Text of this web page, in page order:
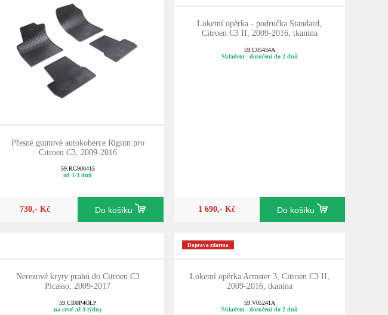
Přesné gumové autokoberce Rigum pro
Citroen C3, 2009-2016
59.RG900415
od 1-3 dnů
730,- Kč Do košíku
Loketní opěrka - područka Standard,
Citroen C3 II, 2009-2016, tkanina
59.C05434A
Skladem - doručení do 2 dnů
1 690,- Kč Do košíku
Nerezové kryty prahů do Citroen C3
Picasso, 2009-2017
59.CI08P4OLP
na cestě až 3 týdny
Doprava zdarma
Loketní opěrka Armster 3, Citroen C3 II,
2009-2016, tkanina
59.V05241A
Skladem - doručení do 2 dnů